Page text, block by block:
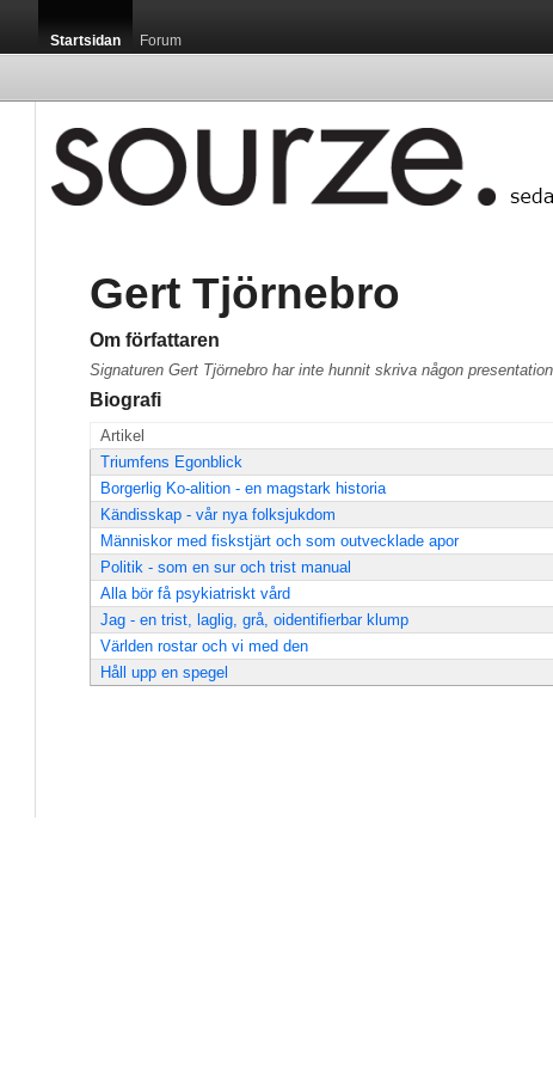
Startsidan Forum
Gert Tjörnebro
Om författaren
Signaturen Gert Tjörnebro har inte hunnit skriva någon
Biografi
Artikel
Triumfens Egonblick
Borgerlig Ko-alition - en magstark historia
Kändisskap - vår nya folksjukdom
Människor med fiskstjärt och som outvecklade apor
Politik - som en sur och trist manual
Alla bör få psykiatriskt vård
Jag - en trist, laglig, grå, oidentifierbar klump
Världen rostar och vi med den
Håll upp en spegel